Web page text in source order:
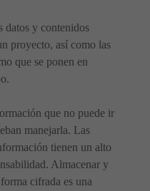
datos y contenidos
proyecto, así como las
que se ponen en
que no puede ir
manejarla. Las
tienen un alto
Almacenar y
cifrada es una